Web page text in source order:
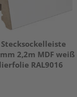
Stecksockelleiste
2,2m MDF weiß
RAL9016